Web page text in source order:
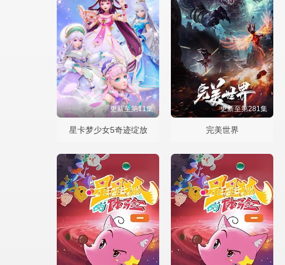
更新至第11集
星卡梦少女5奇迹绽放
更新至第281集
完美世界